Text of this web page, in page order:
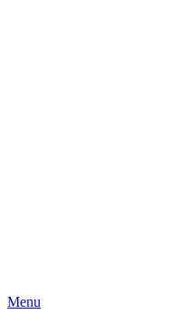
Menu